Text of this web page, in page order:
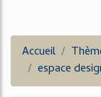
Accueil
espace